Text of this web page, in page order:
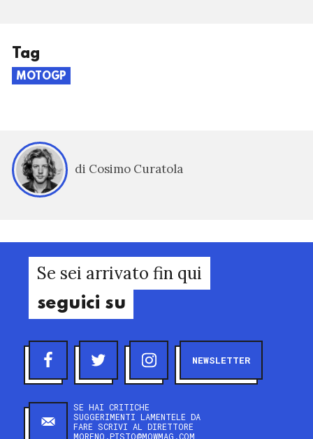
Tag
MOTOGP
di Cosimo Curatola
Se sei arrivato fin qui
seguici su
NEWSLETTER
SE HAI CRITICHE
SUGGERIMENTI LAMENTELE DA
FARE SCRIVI AL DIRETTORE
MORENO.PISTO@MOWMAG.COM